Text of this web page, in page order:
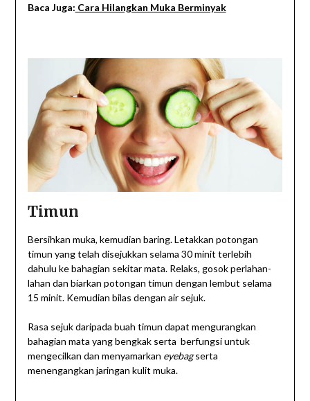
Baca Juga: Cara Hilangkan Muka Berminyak
Timun
Bersihkan muka, kemudian baring. Letakkan potongan
timun yang telah disejukkan selama 30 minit terlebih
dahulu ke bahagian sekitar mata. Relaks, gosok perlahan-
lahan dan biarkan potongan timun dengan lembut selama
15 minit. Kemudian bilas dengan air sejuk.
Rasa sejuk daripada buah timun dapat mengurangkan
bahagian mata yang bengkak serta berfungsi untuk
mengecilkan dan menyamarkan eyebagserta
menengangkan jaringan kulit muka.